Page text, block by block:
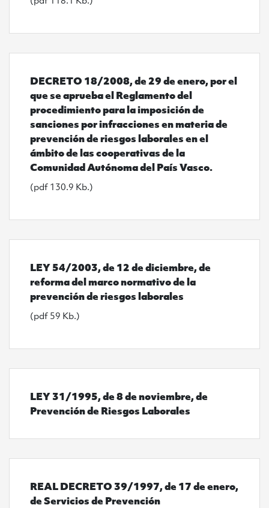
DECRETO 18/2008, de 29 de enero, por el
que se aprueba el Reglamento del
procedimiento para la imposición de
sanciones por infracciones en materia de
prevención de riesgos laborales en el
ámbito de las cooperativas de la
Comunidad Autónoma del País Vasco.
(pdf 130.9 Kb.)
LEY 54/2003, de 12 de diciembre, de
reforma del marco normativo de la
prevención de riesgos laborales
(pdf 59 Kb.)
LEY 31/1995, de 8 de noviembre, de
Prevención de Riesgos Laborales
REAL DECRETO 39/1997, de 17 de enero,
de Servicios de Prevención